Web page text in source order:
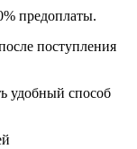
предоплаты.
поступления
удобный способ